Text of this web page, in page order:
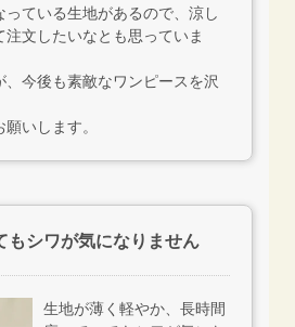
っている生地があるので、涼し
注文したいなとも思っていま
、今後も素敵なワンピースを沢
いします。
もシワが気になりません
生地が薄く軽やか、長時間